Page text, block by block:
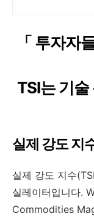
「 투자자
TSI는 기술
실제 강도 지
실제 강도 지수
실레이터입니다.
Commodities